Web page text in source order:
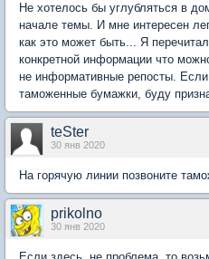
Не хотелось бы углубляться в
начале темы. И мне интересен
как это может быть... Я
конкретной информации что
не информативные репосты. Если
таможенные бумажки, буду
teSter
30 янв 2020
На горячую линии позвоните
prikolno
30 янв 2020